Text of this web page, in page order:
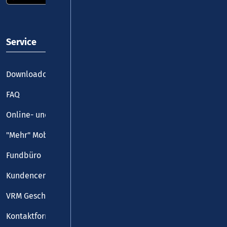
Service
Downloadcenter
FAQ
Online- und Handy-Tickets
"Mehr" Mobilität
Fundbüro
Kundencenter
VRM Geschäftsstelle
Kontaktformular